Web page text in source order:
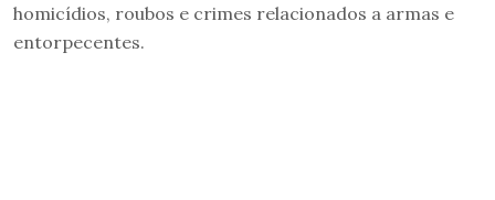
homicídios, roubos e crimes relacionados a armas e
entorpecentes.